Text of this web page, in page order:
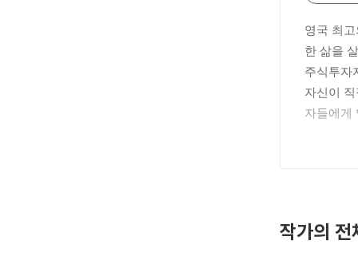
영국 최
한 삶을
주식투자
자신이
자들에게
는 빚을
작가의 전